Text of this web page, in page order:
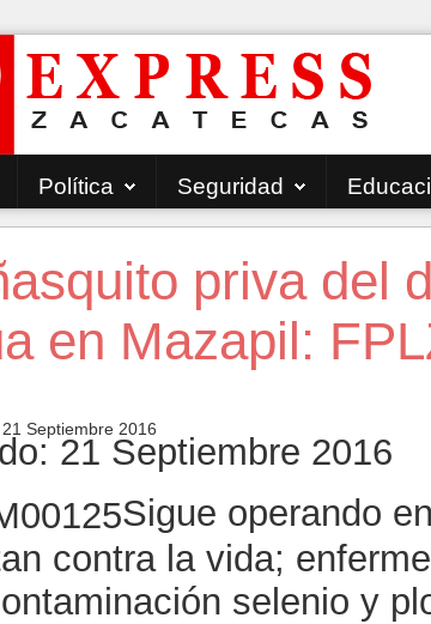
Política Seguridad
priva del
en Mazapil:
Septiembre 2016
21 Septiembre 2016
Sigue operando
contra la vida;
selenio y